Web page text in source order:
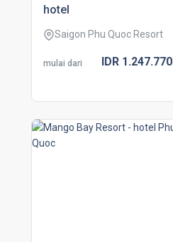
hotel
Saigon Phu Quoc Resort
mulai dari IDR 1.247.770